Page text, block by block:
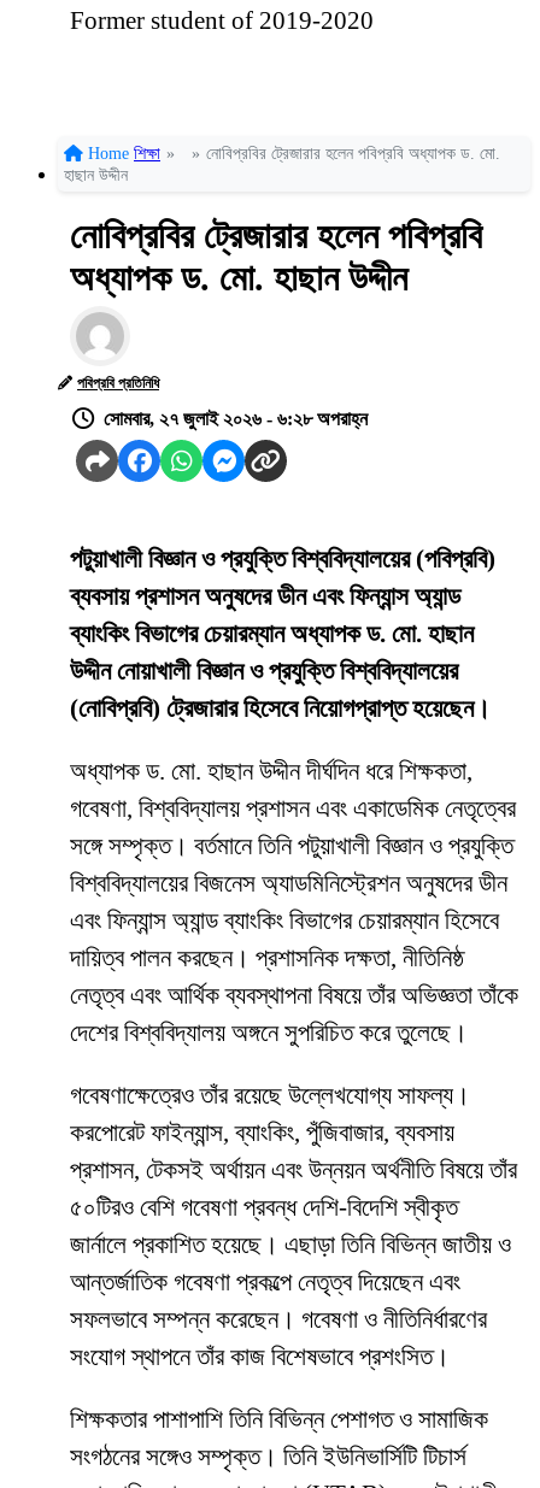
Former student of 2019-2020
Home শিক্ষা » » নোবিপ্রবির ট্রেজারার হলেন পবিপ্রবি অধ্যাপক ড. মো.
হাছান উদ্দীন
নোবিপ্রবির ট্রেজারার হলেন পবিপ্রবি
অধ্যাপক ড. মো. হাছান উদ্দীন
পবিপ্রবি প্রতিনিধি
সোমবার, ২৭ জুলাই ২০২৬ - ৬:২৮ অপরাহ্ন
পটুয়াখালী বিজ্ঞান ও প্রযুক্তি বিশ্ববিদ্যালয়ের (পবিপ্রবি)
ব্যবসায় প্রশাসন অনুষদের ডীন এবং ফিন্যান্স অ্যান্ড
ব্যাংকিং বিভাগের চেয়ারম্যান অধ্যাপক ড. মো. হাছান
উদ্দীন নোয়াখালী বিজ্ঞান ও প্রযুক্তি বিশ্ববিদ্যালয়ের
(নোবিপ্রবি) ট্রেজারার হিসেবে নিয়োগপ্রাপ্ত হয়েছেন।
অধ্যাপক ড. মো. হাছান উদ্দীন দীর্ঘদিন ধরে শিক্ষকতা,
গবেষণা, বিশ্ববিদ্যালয় প্রশাসন এবং একাডেমিক নেতৃত্বের
সঙ্গে সম্পৃক্ত। বর্তমানে তিনি পটুয়াখালী বিজ্ঞান ও প্রযুক্তি
বিশ্ববিদ্যালয়ের বিজনেস অ্যাডমিনিস্ট্রেশন অনুষদের ডীন
এবং ফিন্যান্স অ্যান্ড ব্যাংকিং বিভাগের চেয়ারম্যান হিসেবে
দায়িত্ব পালন করছেন। প্রশাসনিক দক্ষতা, নীতিনিষ্ঠ
নেতৃত্ব এবং আর্থিক ব্যবস্থাপনা বিষয়ে তাঁর অভিজ্ঞতা তাঁকে
দেশের বিশ্ববিদ্যালয় অঙ্গনে সুপরিচিত করে তুলেছে।
গবেষণাক্ষেত্রেও তাঁর রয়েছে উল্লেখযোগ্য সাফল্য।
করপোরেট ফাইন্যান্স, ব্যাংকিং, পুঁজিবাজার, ব্যবসায়
প্রশাসন, টেকসই অর্থায়ন এবং উন্নয়ন অর্থনীতি বিষয়ে তাঁর
৫০টিরও বেশি গবেষণা প্রবন্ধ দেশি-বিদেশি স্বীকৃত
জার্নালে প্রকাশিত হয়েছে। এছাড়া তিনি বিভিন্ন জাতীয় ও
আন্তর্জাতিক গবেষণা প্রকল্পে নেতৃত্ব দিয়েছেন এবং
সফলভাবে সম্পন্ন করেছেন। গবেষণা ও নীতিনির্ধারণের
সংযোগ স্থাপনে তাঁর কাজ বিশেষভাবে প্রশংসিত।
শিক্ষকতার পাশাপাশি তিনি বিভিন্ন পেশাগত ও সামাজিক
সংগঠনের সঙ্গেও সম্পৃক্ত। তিনি ইউনিভার্সিটি টিচার্স